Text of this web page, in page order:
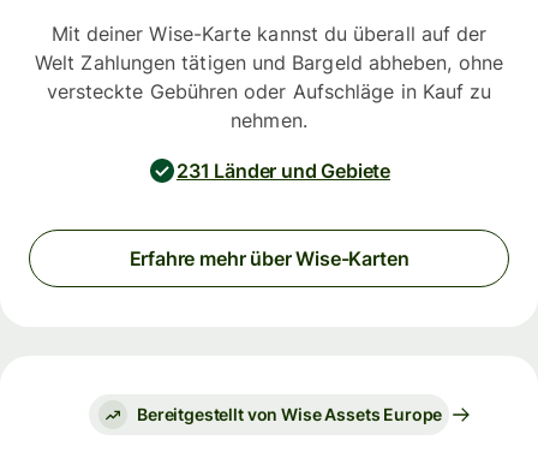
Mit deiner Wise-Karte kannst du überall auf der
Welt Zahlungen tätigen und Bargeld abheben, ohne
versteckte Gebühren oder Aufschläge in Kauf zu
nehmen.
231 Länder und Gebiete
Erfahre mehr über Wise-Karten
Bereitgestellt von Wise Assets Europe